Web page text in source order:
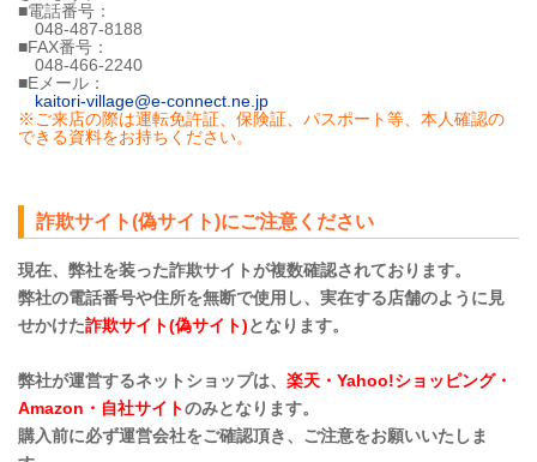
■電話番号：
048-487-8188
■FAX番号：
048-466-2240
■Eメール：
kaitori-village@e-connect.ne.jp
※ご来店の際は運転免許証、保険証、パスポート等、本人確認の
できる資料をお持ちください。
詐欺サイト(偽サイト)にご注意ください
現在、弊社を装った詐欺サイトが複数確認されております。
弊社の電話番号や住所を無断で使用し、実在する店舗のように見
せかけた詐欺サイト(偽サイト)となります。
弊社が運営するネットショップは、 楽天・Yahoo!ショッピング・
Amazon・自社サイトのみとなります。
購入前に必ず運営会社をご確認頂き、ご注意をお願いいたしま